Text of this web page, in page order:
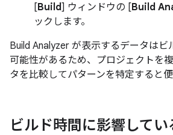
[Build] ウィンドウの [Build
ックします。
Build Analyzer が表示するデータはビ
可能性があるため、プロジェクトを
タを比較してパターンを特定すると便
ビルド時間に影響して